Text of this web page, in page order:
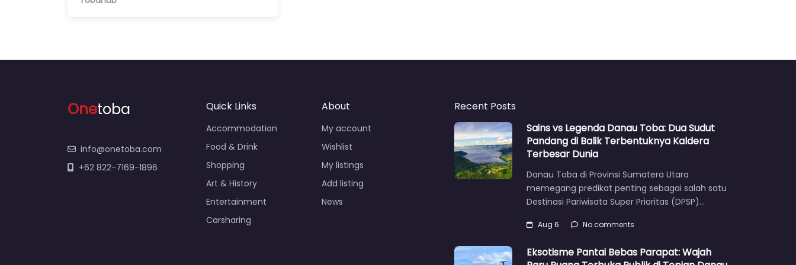
Onetoba
info@onetoba.com
+62 822-7169-1896
Quick Links
Accommodation
Food & Drink
Shopping
Art & History
Entertainment
Carsharing
About
My account
Wishlist
My listings
Add listing
News
Recent Posts
Sains vs Legenda Danau Toba: Dua Sudut
Pandang di Balik Terbentuknya Kaldera
Terbesar Dunia
Danau Toba di Provinsi Sumatera Utara
memegang predikat penting sebagai salah satu
Destinasi Pariwisata Super Prioritas (DPSP)…
Aug 6 No comments
Eksotisme Pantai Bebas Parapat: Wajah